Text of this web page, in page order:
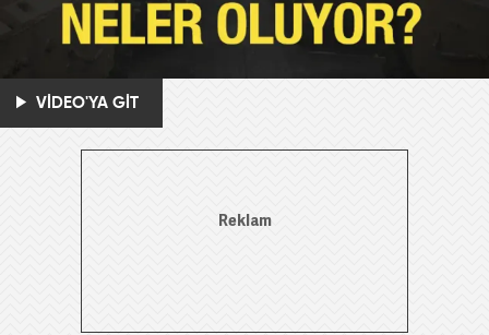
VİDEO'YA GİT